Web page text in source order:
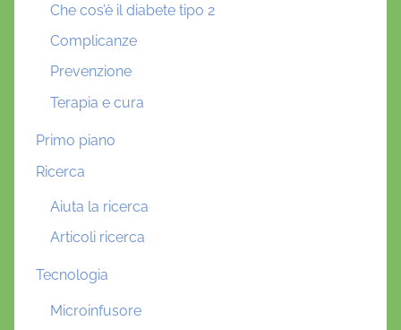
Che cos’è il diabete tipo 2
Complicanze
Prevenzione
Terapia e cura
Primo piano
Ricerca
Aiuta la ricerca
Articoli ricerca
Tecnologia
Microinfusore